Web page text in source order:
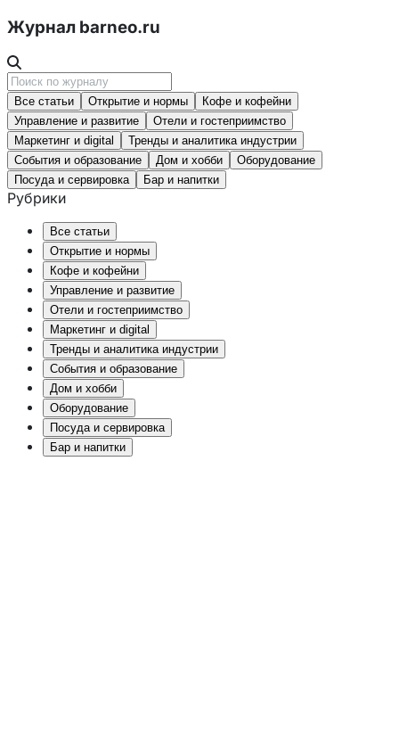
Журнал barneo.ru
Все статьи Открытие и нормы
Кофе и кофейни
Управление и развитие
Отели и гостеприимство
Маркетинг и digital
Тренды и аналитика индустрии
События и образование
Дом и хобби
Оборудование
Посуда и сервировка
Бар и напитки
Рубрики
Все статьи
Открытие и нормы
Кофе и кофейни
Управление и развитие
Отели и гостеприимство
Маркетинг и digital
Тренды и аналитика индустрии
События и образование
Дом и хобби
Оборудование
Посуда и сервировка
Бар и напитки